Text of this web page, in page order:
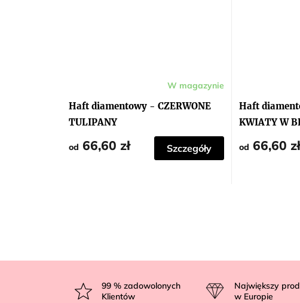
Haft diamentowy - CZERWONE
TULIPANY
W magazynie
od 66,60 zł Szczegóły
Haft
KWIATY W
WAZONIE
od 66,60 zł
99% zadowolonych
Klientów
Największy
w Europie